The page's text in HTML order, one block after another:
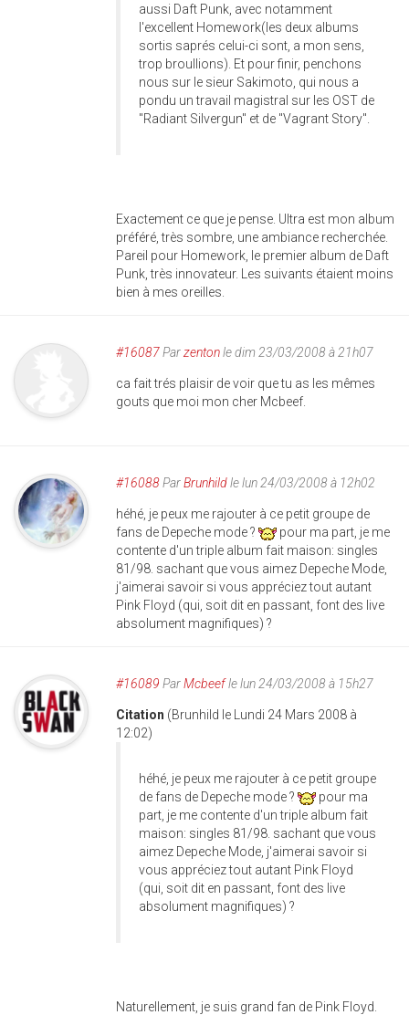
aussi Daft Punk, avec notamment
l'excellent Homework(les deux albums
sortis saprés celui-ci sont, a mon sens,
trop broullions). Et pour finir, penchons
nous sur le sieur Sakimoto, qui nous a
pondu un travail magistral sur les OST de
"Radiant Silvergun" et de "Vagrant Story".
Exactement ce que je pense. Ultra est mon album
préféré, très sombre, une ambiance recherchée.
Pareil pour Homework, le premier album de Daft
Punk, très innovateur. Les suivants étaient moins
bien à mes oreilles.
#16087Parzentonle dim 23/03/2008 à 21h07
ca fait trés plaisir de voir que tu as les mêmes
gouts que moi mon cher Mcbeef.
#16088ParBrunhildle lun 24/03/2008 à 12h02
héhé, je peux me rajouter à ce petit groupe de
fans de Depeche mode ?
pour ma part, je me
contente d'un triple album fait maison: singles
81/98. sachant que vous aimez Depeche Mode,
j'aimerai savoir si vous appréciez tout autant
Pink Floyd (qui, soit dit en passant, font des live
absolument magnifiques) ?
#16089 ParMcbeefle lun 24/03/2008 à 15h27
Citation (Brunhild le Lundi 24 Mars 2008 à
12:02)
héhé, je peux me rajouter à ce petit groupe
de fans de Depeche mode ?
pour ma
part, je me contente d'un triple album fait
maison: singles 81/98. sachant que vous
aimez Depeche Mode, j'aimerai savoir si
vous appréciez tout autant Pink Floyd
(qui, soit dit en passant, font des live
absolument magnifiques) ?
Naturellement, je suis grand fan de Pink Floyd.